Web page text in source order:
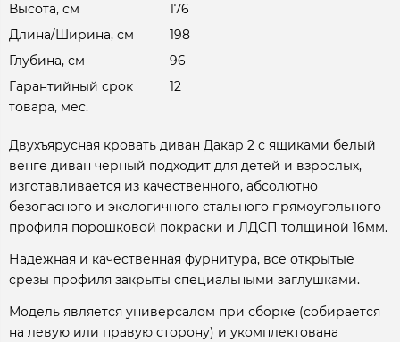
Высота, см
176
Длина/Ширина, см
198
Глубина, см
96
Гарантийный срок
товара, мес.
12
Двухъярусная кровать диван Дакар 2 с ящиками белый
венге диван черный подходит для детей и взрослых,
изготавливается из качественного, абсолютно
безопасного и экологичного стального прямоугольного
профиля порошковой покраски и ЛДСП толщиной 16мм.
Надежная и качественная фурнитура, все открытые
срезы профиля закрыты специальными заглушками.
Модель является универсалом при сборке (собирается
на левую или правую сторону) и укомплектована